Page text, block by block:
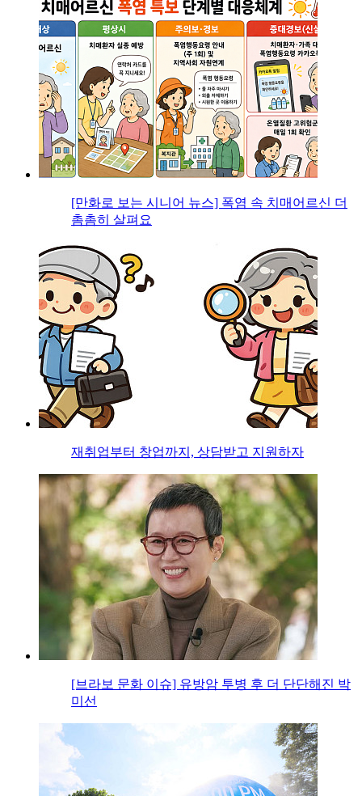
[만화로 보는 시니어 뉴스] 폭염 속 치매어르신 더
촘촘히 살펴요
재취업부터 창업까지, 상담받고 지원하자
[브라보 문화 이슈] 유방암 투병 후 더 단단해진 박
미선